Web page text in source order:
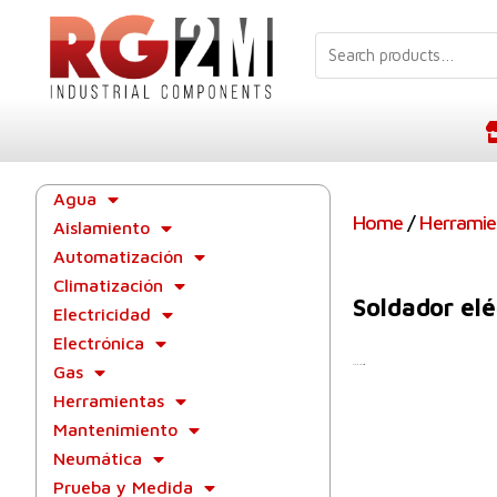
Agua
Aislamiento
Automatización
Climatización
Electricidad
Electrónica
Gas
Herramientas
Mantenimiento
Neumática
Prueba y Medida
Home /
Soldador